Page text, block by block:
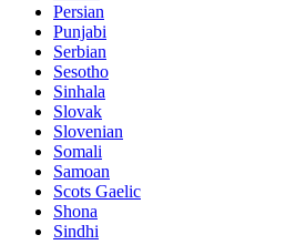
Persian
Punjabi
Serbian
Sesotho
Sinhala
Slovak
Slovenian
Somali
Samoan
Scots Gaelic
Shona
Sindhi